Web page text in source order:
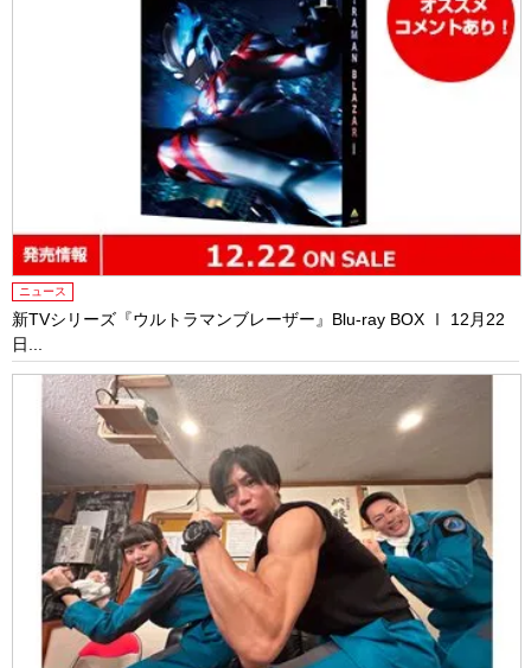
ニュース
新TVシリーズ『ウルトラマンブレーザー』Blu-ray BOX Ⅰ 12月22
日...